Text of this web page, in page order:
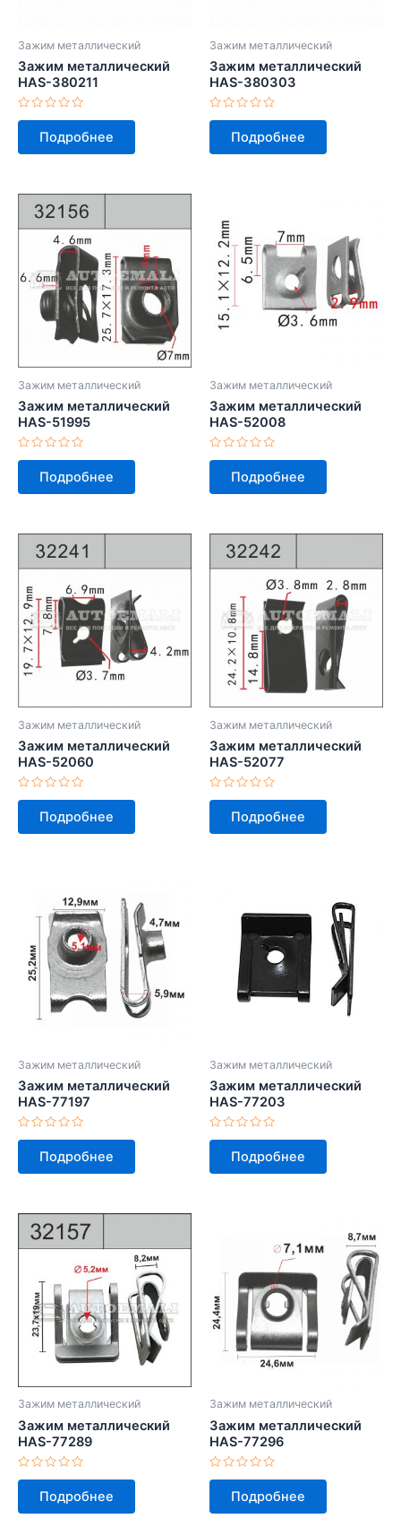
Зажим металлический
Зажим металлический
HAS-380211
Оценка
5
Подробнее
Зажим металлический
Зажим металлический
HAS-380303
Оценка
5
Подробнее
Зажим металлический
Зажим металлический
HAS-51995
Оценка
5
Подробнее
Зажим металлический
Зажим металлический
HAS-52008
Оценка
5
Подробнее
Зажим металлический
Зажим металлический
HAS-52060
Оценка
5
Подробнее
Зажим металлический
Зажим металлический
HAS-52077
Оценка
5
Подробнее
Зажим металлический
Зажим металлический
HAS-77197
Оценка
5
Подробнее
Зажим металлический
Зажим металлический
HAS-77203
Оценка
5
Подробнее
Зажим металлический
Зажим металлический
HAS-77289
Оценка
5
Подробнее
Зажим металлический
Зажим металлический
HAS-77296
Оценка
5
Подробнее